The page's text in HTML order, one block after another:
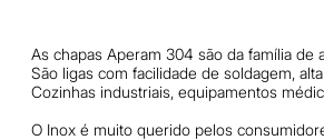
As chapas Aperam 304 são da família de
São ligas com facilidade de soldagem,
Cozinhas industriais, equipamentos
O Inox é muito querido pelos